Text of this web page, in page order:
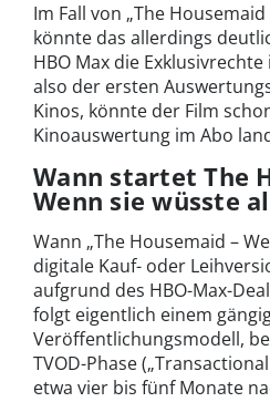
Im Fall von „The
könnte das allerdings
HBO Max die Exklusivrechte
also der ersten
Kinos, könnte der Film
Kinoauswertung im Abo
Wann startet The
Wenn sie wüsste
Wann „The Housemaid –
digitale Kauf- oder
aufgrund des HBO-Max-
folgt eigentlich einem
Veröffentlichungsmodell,
TVOD-Phase
etwa vier bis fünf Monate